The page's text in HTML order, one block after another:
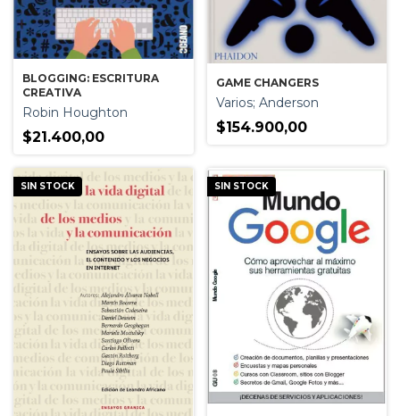
BLOGGING: ESCRITURA
CREATIVA
Robin Houghton
$21.400,00
GAME CHANGERS
Varios; Anderson
$154.900,00
SIN STOCK SIN STOCK